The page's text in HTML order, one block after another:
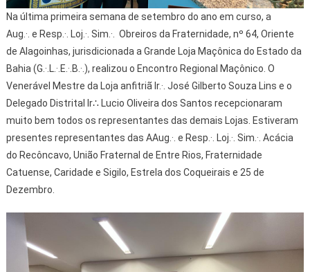
Na última primeira semana de setembro do ano em curso, a
Aug.·. e Resp.·. Loj.·. Sim.·. Obreiros da Fraternidade, nº 64, Oriente
de Alagoinhas, jurisdicionada a Grande Loja Maçônica do Estado da
Bahia (G.·.L.·.E.·.B.·.), realizou o Encontro Regional Maçônico. O
Venerável Mestre da Loja anfitriã Ir.·. José Gilberto Souza Lins e o
Delegado Distrital Ir∴ Lucio Oliveira dos Santos recepcionaram
muito bem todos os representantes das demais Lojas. Estiveram
presentes representantes das AAug.·. e Resp.·. Loj.·. Sim.·. Acácia
do Recôncavo, União Fraternal de Entre Rios, Fraternidade
Catuense, Caridade e Sigilo, Estrela dos Coqueirais e 25 de
Dezembro.